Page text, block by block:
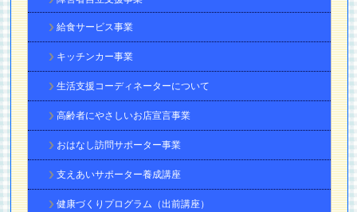
給食サービス事業
キッチンカー事業
生活支援コーディネーターについて
高齢者にやさしいお店宣言事業
おはなし訪問サポーター事業
支えあいサポーター養成講座
健康づくりプログラム（出前講座）